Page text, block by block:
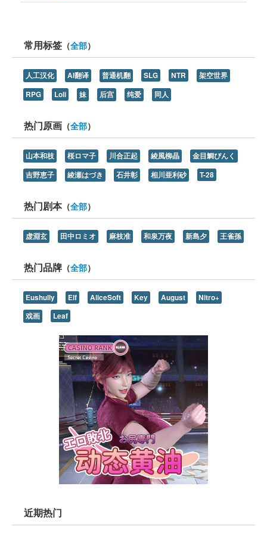
常用标签 （全部）
人工汉化 AI翻译 普通机翻 SLG NTR
架空世界
RPG
Loli 妹 后宫 纯爱 同人
热门原画 （全部）
山本和枝 桜ロマ子 川合正起 綾風柳晶
金目鯛ぴんく
吉野恵子
綾瀬はづき 石井彰 相川亜利砂 T-28
热门剧本（全部）
虚淵玄 田中ロミオ 麻枝准 和泉万夜 新島夕 王雀孫
热门品牌 （全部）
Eushully Elf AliceSoft Key August
Nitro+
戏画
Leaf
近期热门